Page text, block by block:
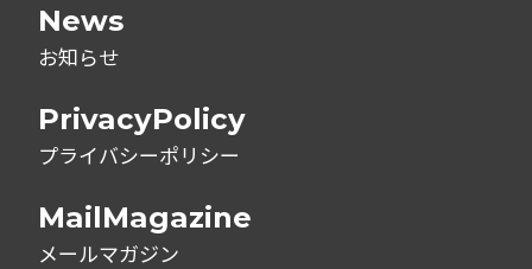
News
お知らせ
PrivacyPolicy
プライバシーポリシー
MailMagazine
メールマガジン